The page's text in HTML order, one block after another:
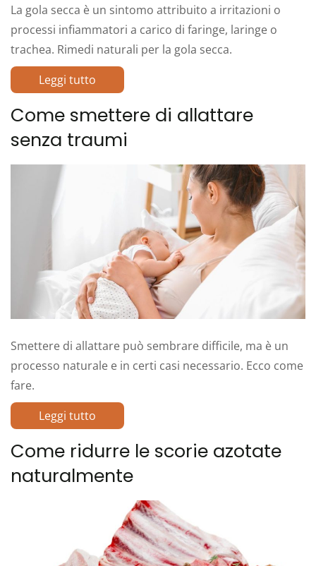
La gola secca è un sintomo attribuito a irritazioni o
processi infiammatori a carico di faringe, laringe o
trachea. Rimedi naturali per la gola secca.
Leggi tutto
Come smettere di allattare
senza traumi
Smettere di allattare può sembrare difficile, ma è un
processo naturale e in certi casi necessario. Ecco come
fare.
Leggi tutto
Come ridurre le scorie azotate
naturalmente